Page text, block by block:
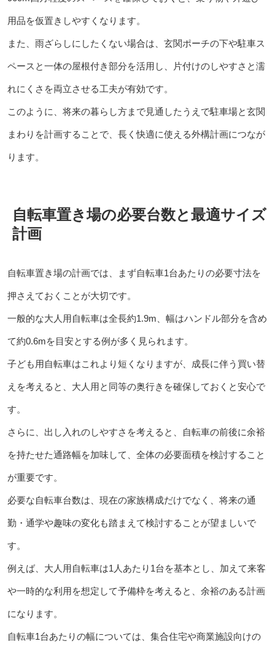
用品を仮置きしやすくなります。
また、雨ざらしにしたくない場合は、玄関ポーチの下や駐車ス
ペースと一体の屋根付き部分を活用し、片付けのしやすさと濡
れにくさを両立させる工夫が有効です。
このように、将来の暮らし方まで見通したうえで駐車場と玄関
まわりを計画することで、長く快適に使える外構計画につなが
ります。
自転車置き場の必要台数と最適サイズ
計画
自転車置き場の計画では、まず自転車1台あたりの必要寸法を
押さえておくことが大切です。
一般的な大人用自転車は全長約1.9m、幅はハンドル部分を含め
て約0.6mを目安とする例が多く見られます。
子ども用自転車はこれより短くなりますが、成長に伴う買い替
えを考えると、大人用と同等の奥行きを確保しておくと安心で
す。
さらに、出し入れのしやすさを考えると、自転車の前後に余裕
を持たせた通路幅を加味して、全体の必要面積を検討すること
が重要です。
必要な自転車台数は、現在の家族構成だけでなく、将来の通
勤・通学や趣味の変化も踏まえて検討することが望ましいで
す。
例えば、大人用自転車は1人あたり1台を基本とし、加えて来客
や一時的な利用を想定して予備枠を考えると、余裕のある計画
になります。
自転車1台あたりの幅については、集合住宅や商業施設向けの